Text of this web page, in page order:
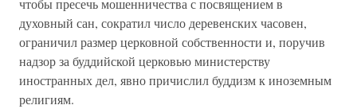
чтобы пресечь мошенничества с посвящением в
духовный сан, сократил число деревенских часовен,
ограничил размер церковной собственности и, поручив
надзор за буддийской церковью министерству
иностранных дел, явно причислил буддизм к иноземным
религиям.